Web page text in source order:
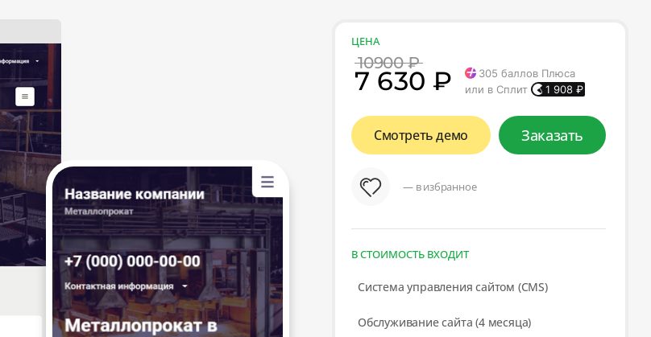
ЦЕНА
10900 ₽
7 630 ₽ 305 баллов Плюса
или в Сплит
1 908 ₽
Смотреть демо Заказать
— в избранное
В СТОИМОСТЬ ВХОДИТ
Система управления сайтом (CMS)
Обслуживание сайта (4 месяца)